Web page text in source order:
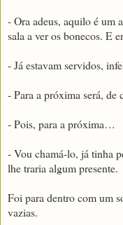
- Ora adeus, aquilo é um
sala a ver os bonecos. E
- Já estavam servidos,
- Para a próxima será, de
- Pois, para a próxima…
- Vou chamá-lo, já tinha
lhe traria algum presente.
Foi para dentro com um
vazias.